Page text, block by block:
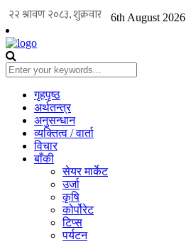
6th August 2026
गृहपृष्ठ
अर्थतन्त्र
अनुसन्धान
व्यक्तित्व / वार्ता
विचार
बाँकी
सेयर मार्केट
उर्जा
कृषि
कोर्पोरेट
टिप्स
पर्यटन